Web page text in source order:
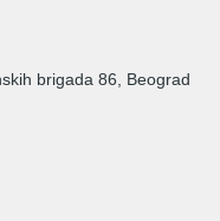
brigada 86, Beograd